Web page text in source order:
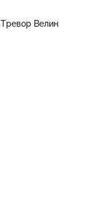
Тревор Велин